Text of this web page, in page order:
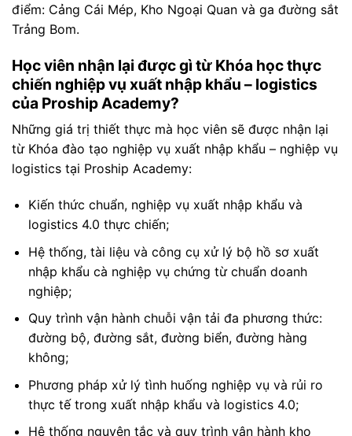
điểm: Cảng Cái Mép, Kho Ngoại Quan và ga đường sắt
Trảng Bom.
Học viên nhận lại được gì từ Khóa học thực
chiến nghiệp vụ xuất nhập khẩu – logistics
của Proship Academy?
Những giá trị thiết thực mà học viên sẽ được nhận lại
từ Khóa đào tạo nghiệp vụ xuất nhập khẩu – nghiệp vụ
logistics tại Proship Academy:
Kiến thức chuẩn, nghiệp vụ xuất nhập khẩu và
logistics 4.0 thực chiến;
Hệ thống, tài liệu và công cụ xử lý bộ hồ sơ xuất
nhập khẩu cà nghiệp vụ chứng từ chuẩn doanh
nghiệp;
Quy trình vận hành chuỗi vận tải đa phương thức:
đường bộ, đường sắt, đường biển, đường hàng
không;
Phương pháp xử lý tình huống nghiệp vụ và rủi ro
thực tế trong xuất nhập khẩu và logistics 4.0;
Hệ thống nguyên tắc và quy trình vận hành kho